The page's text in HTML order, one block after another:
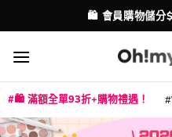
to
content
💳 支援消費券、FPS、
🛍️ 滿額全單93折+購物禮遇！